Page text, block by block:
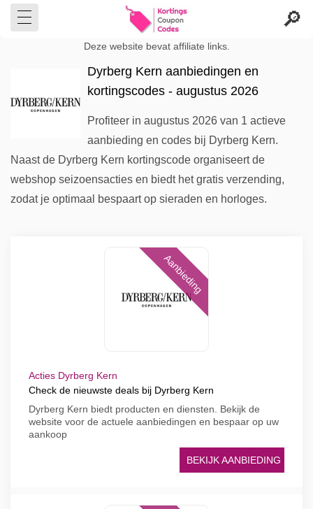
Deze website bevat affiliate links.
Dyrberg Kern aanbiedingen en
kortingscodes - augustus 2026
Profiteer in augustus 2026 van 1 actieve
aanbieding en codes bij Dyrberg Kern.
Naast de Dyrberg Kern kortingscode organiseert de
webshop seizoensacties en biedt het gratis verzending,
zodat je optimaal bespaart op sieraden en horloges.
Aanbieding
Acties Dyrberg Kern
Check de nieuwste deals bij Dyrberg Kern
Dyrberg Kern biedt producten en diensten. Bekijk de
website voor de actuele aanbiedingen en bespaar op uw
aankoop
BEKIJK AANBIEDING